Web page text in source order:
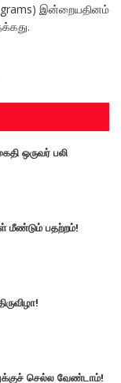
grams) இன்றையதினம்
ஒருவர் பலி
மீண்டும் பதற்றம்!
செல்ல வேண்டாம்!